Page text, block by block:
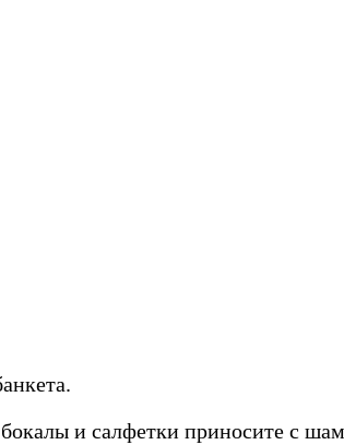
и салфетки приносите с